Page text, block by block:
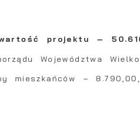
wartość projektu –
Województwa
mieszkańców –